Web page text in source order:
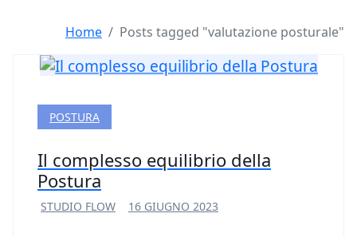
Home Posts tagged "valutazione posturale"
POSTURA
Il complesso equilibrio della
Postura
STUDIO FLOW 16 GIUGNO 2023